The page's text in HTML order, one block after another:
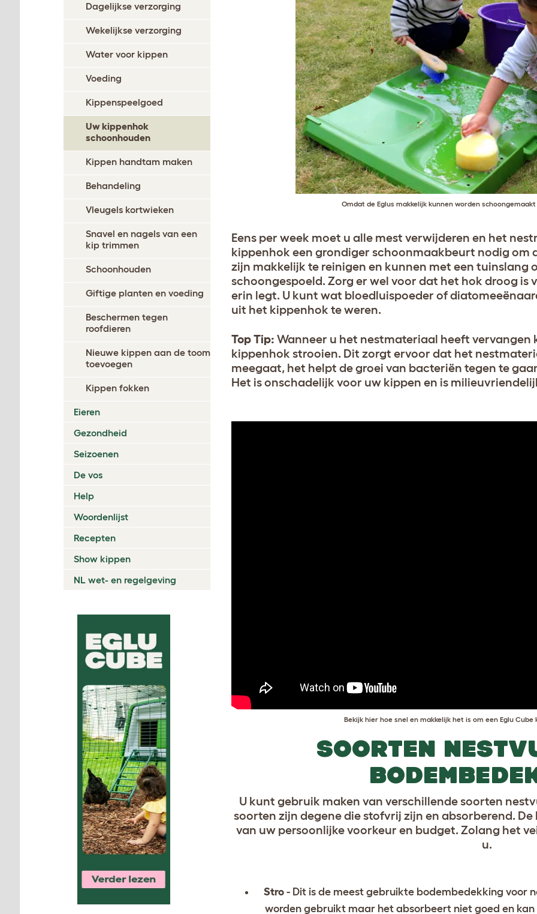
Dagelijkse verzorging
Wekelijkse verzorging
Water voor kippen
Voeding
Kippenspeelgoed
Uw kippenhok
schoonhouden
Kippen handtam maken
Behandeling
Vleugels kortwieken
Snavel en nagels van een
kip trimmen
Schoonhouden
Giftige planten en voeding
Beschermen tegen
roofdieren
Nieuwe kippen aan de toom
toevoegen
Kippen fokken
Eieren
Gezondheid
Seizoenen
De vos
Help
Woordenlijst
Recepten
Show kippen
NL wet- en regelgeving
Omdat de Eglus makkelijk kunnen worden
Eens per week moet u alle mest verwijderen en het
kippenhok een grondiger schoonmaakbeurt nodig om
zijn makkelijk te reinigen en kunnen met een tuinslang
schoongespoeld. Zorg er wel voor dat het hok droog
erin legt. U kunt wat bloedluispoeder of
uit het kippenhok te weren.
Top Tip: Wanneer u het nestmateriaal heeft vervangen
kippenhok strooien. Dit zorgt ervoor dat het
meegaat, het helpt de groei van bacteriën tegen te
Het is onschadelijk voor uw kippen en is
Bekijk hier hoe snel en makkelijk het is om een Eglu
SOORTEN
U kunt gebruik maken van verschillende soorten
soorten zijn degene die stofvrij zijn en absorberend.
van uw persoonlijke voorkeur en budget. Zolang het
u.
Stro- Dit is de meest gebruikte bodembedekking voor
worden gebruikt maar het absorbeert niet goed en